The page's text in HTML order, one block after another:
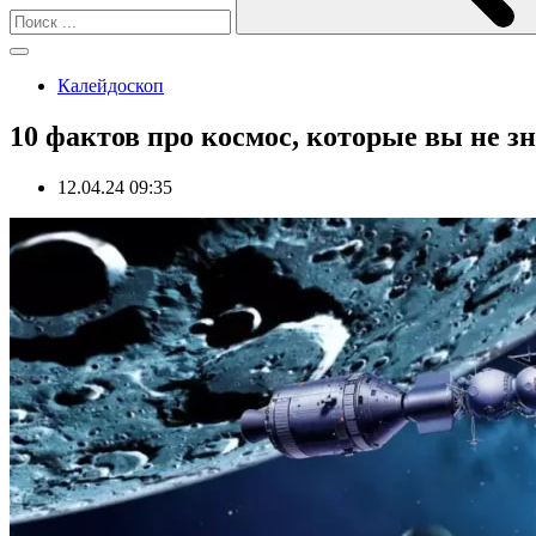
Калейдоскоп
10 фактов про космос, которые вы не
12.04.24 09:35